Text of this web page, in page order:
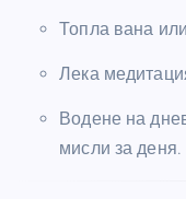
Топла вана
Лека
Водене на
мисли за деня.